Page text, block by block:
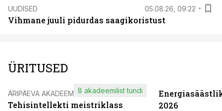
UUDISED 05.08.26, 09:22
Vihmane juuli pidurdas saagikoristust
ÜRITUSED
ÄRIPÄEVA AKADEEMIA
Tehisintellekti meistriklass
8 akadeemilist tundi
2026